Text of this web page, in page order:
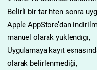
Belirli bir tarihten sonra
Apple AppStore’dan
manuel olarak yüklendiği,
Uygulamaya kayıt
olarak belirlenmediği,